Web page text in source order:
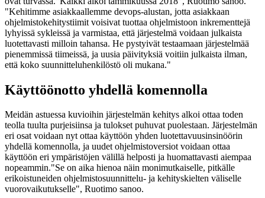
"Kehitimme asiakkaallemme devops-alustan, jotta asiakkaan
ohjelmistokehitystiimit voisivat tuottaa ohjelmistoon inkrementtejä
lyhyissä sykleissä ja varmistaa, että järjestelmä voidaan julkaista
luotettavasti milloin tahansa. He pystyivät testaamaan järjestelmää
pienemmissä tiimeissä, ja uusia päivityksiä voitiin julkaista ilman,
että koko suunnitteluhenkilöstö oli mukana."
Käyttöönotto yhdellä komennolla
Meidän astuessa kuvioihin järjestelmän kehitys alkoi ottaa toden
teolla tuulta purjeisiinsa ja tulokset puhuvat puolestaan. Järjestelmän
eri osat voidaan nyt ottaa käyttöön yhden luotettavuusinsinöörin
yhdellä komennolla, ja uudet ohjelmistoversiot voidaan ottaa
käyttöön eri ympäristöjen välillä helposti ja huomattavasti aiempaa
nopeammin."Se on aika hienoa näin monimutkaiselle, pitkälle
erikoistuneiden ohjelmistosuunnittelu- ja kehityskielten väliselle
vuorovaikutukselle", Ruotimo sanoo.